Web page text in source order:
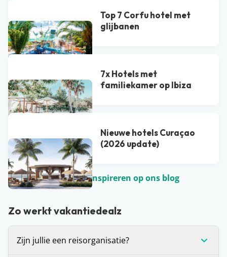
Top 7 Corfu hotel met
glijbanen
7x Hotels met
familiekamer op Ibiza
Nieuwe hotels Curaçao
(2026 update)
Laat je nog meer inspireren op ons blog
Zo werkt vakantiedealz
Zijn jullie een reisorganisatie?